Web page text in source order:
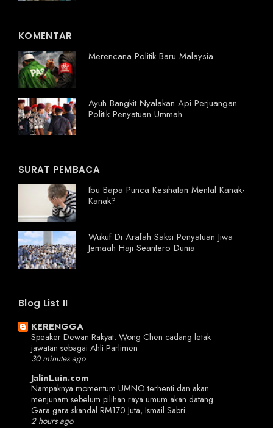
KOMENTAR
Merencana Politik Baru Malaysia
Ayuh Bangkit Nyalakan Api Perjuangan
Politik Penyatuan Ummah
SURAT PEMBACA
Ibu Bapa Punca Kesihatan Mental Kanak-
Kanak?
Wukuf Di Arafah Saksi Penyatuan Jiwa
Jemaah Haji Seantero Dunia
Blog List II
KERENGGA
Speaker Dewan Rakyat: Wong Chen cadang letak
jawatan sebagai Ahli Parlimen
30 minutes ago
JalinLuin.com
Nampaknya momentum UMNO terhenti dan akan
menjunam sebelum pilihan raya umum akan datang.
Gara gara skandal RM170 Juta, Ismail Sabri.
2 hours ago